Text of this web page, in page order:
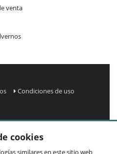
venta
Condiciones de uso
Mi cuenta
cookies
similares en este sitio web